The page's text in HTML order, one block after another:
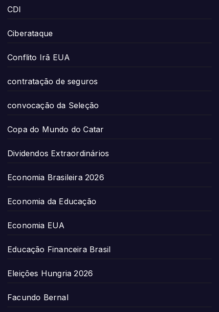
CDI
Ciberataque
Conflito Irã EUA
contratação de seguros
convocação da Seleção
Copa do Mundo do Catar
Dividendos Extraordinários
Economia Brasileira 2026
Economia da Educação
Economia EUA
Educação Financeira Brasil
Eleições Hungria 2026
Facundo Bernal